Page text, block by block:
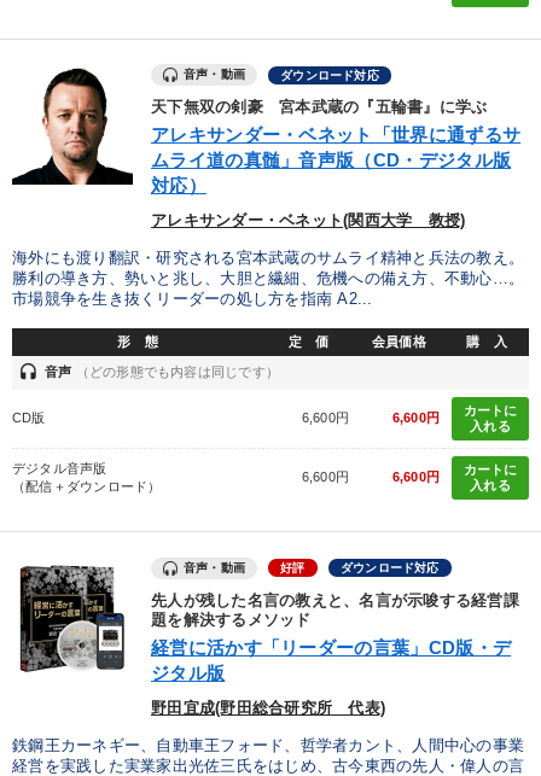
音声・動画 ダウンロード対応
天下無双の剣豪 宮本武蔵の『五輪書』に学ぶ
アレキサンダー・ベネット「世界に通ずるサ
ムライ道の真髄」音声版（CD・デジタル版
対応）
アレキサンダー・ベネット(関西大学 教授)
海外にも渡り翻訳・研究される宮本武蔵のサムライ精神と兵法の教え。
勝利の導き方、勢いと兆し、大胆と繊細、危機への備え方、不動心…。
市場競争を生き抜くリーダーの処し方を指南 A2...
形 態 定 価 会員価格 購 入
headset 音声 （どの形態でも内容は同じです）
CD版 6,600円 6,600円
カートに
入れる
デジタル音声版
（配信＋ダウンロード）
6,600円 6,600円
カートに
入れる
音声・動画 好評 ダウンロード対応
先人が残した名言の教えと、名言が示唆する経営課
題を解決するメソッド
経営に活かす「リーダーの言葉」CD版・デ
ジタル版
野田宜成(野田総合研究所 代表)
鉄鋼王カーネギー、自動車王フォード、哲学者カント、人間中心の事業
経営を実践した実業家出光佐三氏をはじめ、古今東西の先人・偉人の言